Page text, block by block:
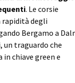
. Le corsie
rapidità degli
Bergamo a
un traguardo che
chiave green e